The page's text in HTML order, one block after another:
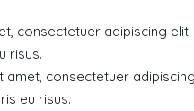
consectetuer adipiscing elit.
risus.
amet, consectetuer
eu risus.